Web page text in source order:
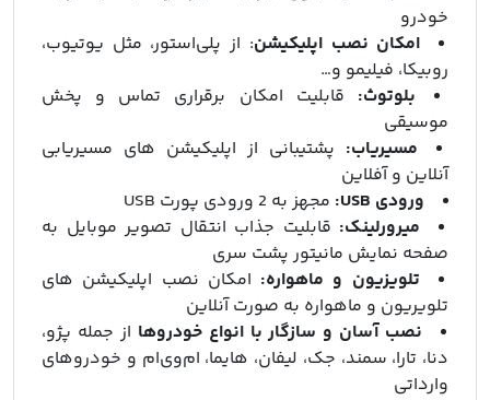
خودرو
امکان نصب اپلیکیشن: از پلی‌استور، مثل یوتیوب،
روبیکا، فیلیمو و…
بلوتوث: قابلیت امکان برقراری تماس و پخش
موسیقی
مسیریاب: پشتیبانی از اپلیکیشن های مسیریابی
آنلاین و آفلاین
ورودی USB:
مجهز به 2 ورودی پورت USB
میرورلینک: قابلیت جذاب انتقال تصویر موبایل به
صفحه نمایش مانیتور پشت سری
تلویزیون و ماهواره: امکان نصب اپلیکیشن های
تلویریون و ماهواره به صورت آنلاین
نصب آسان و سازگار با انواع خودروها از جمله پژو،
دنا، تارا، سمند، جک، لیفان، هایما، ام‌وی‌ام و خودروهای
وارداتی